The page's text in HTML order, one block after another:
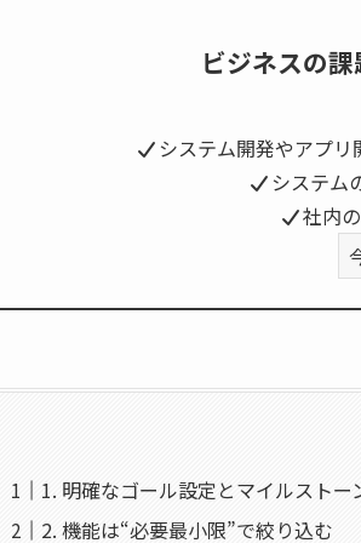
ビジネスの
システム開発やアプ
システム
社内
1. 明確なゴール設定とマイルストー
2. 機能は“必要最小限”で絞り込む